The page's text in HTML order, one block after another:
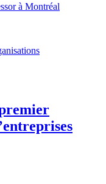
à Montréal